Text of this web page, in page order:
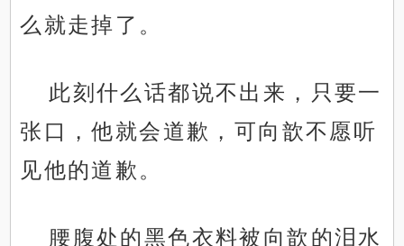
么就走掉了。
此刻什么话都说不出来，只要一
张口，他就会道歉，可向歆不愿听
见他的道歉。
腰腹处的黑色衣料被向歆的泪水